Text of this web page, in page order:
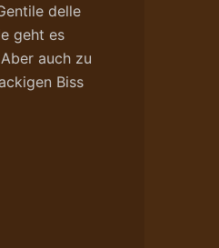
delle
geht es
auch zu
Biss